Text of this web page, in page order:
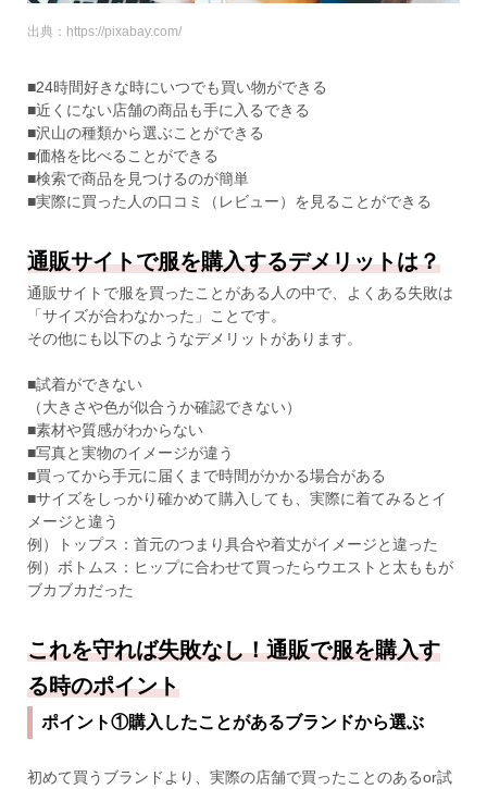
出典：https://pixabay.com/
■24時間好きな時にいつでも買い物ができる
■近くにない店舗の商品も手に入るできる
■沢山の種類から選ぶことができる
■価格を比べることができる
■検索で商品を見つけるのが簡単
■実際に買った人の口コミ（レビュー）を見ることができる
通販サイトで服を購入するデメリットは？
通販サイトで服を買ったことがある人の中で、よくある失敗は
「サイズが合わなかった」ことです。
その他にも以下のようなデメリットがあります。
■試着ができない
（大きさや色が似合うか確認できない）
■素材や質感がわからない
■写真と実物のイメージが違う
■買ってから手元に届くまで時間がかかる場合がある
■サイズをしっかり確かめて購入しても、実際に着てみるとイ
メージと違う
例）トップス：首元のつまり具合や着丈がイメージと違った
例）ボトムス：ヒップに合わせて買ったらウエストと太ももが
ブカブカだった
これを守れば失敗なし！通販で服を購入す
る時のポイント
ポイント①購入したことがあるブランドから選ぶ
初めて買うブランドより、実際の店舗で買ったことのあるor試